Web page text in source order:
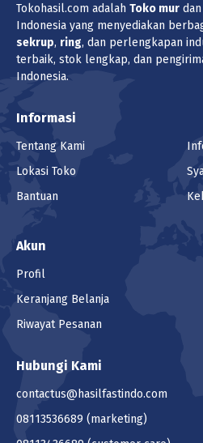
Tokohasil.com adalah Toko mur dan
Indonesia yang menyediakan
sekrup, ring, dan perlengkapan
terbaik, stok lengkap, dan
Indonesia.
Informasi
Tentang Kami
Lokasi Toko
Bantuan
Akun
Profil
Keranjang Belanja
Riwayat Pesanan
Hubungi Kami
contactus@hasilfastindo.com
08113536689 (marketing)